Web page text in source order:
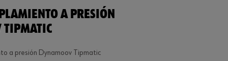
A PRESIÓN
TIPMATIC
a presión Dynamoov Tipmatic